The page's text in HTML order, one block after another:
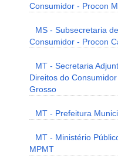
Consumidor - Procon
MS - Subsecretaria
Consumidor - Procon
MT - Secretaria
Direitos do
Grosso
MT - Prefeitura
MT - Ministério
MPMT